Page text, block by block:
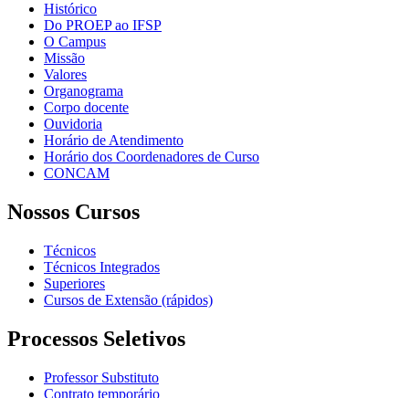
Histórico
Do PROEP ao IFSP
O Campus
Missão
Valores
Organograma
Corpo docente
Ouvidoria
Horário de Atendimento
Horário dos Coordenadores de Curso
CONCAM
Nossos Cursos
Técnicos
Técnicos Integrados
Superiores
Cursos de Extensão (rápidos)
Processos Seletivos
Professor Substituto
Contrato temporário